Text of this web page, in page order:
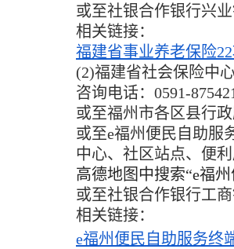
或至社银合作银行兴
相关链接：
福建省事业养老保险
(2)福建省社会保险中
咨询电话：0591-
或至福州市各区县行
或至e福州便民自助服
中心、社区站点、便
高德地图中搜索“e福州
或至社银合作银行工
相关链接：
e福州便民自助服务终